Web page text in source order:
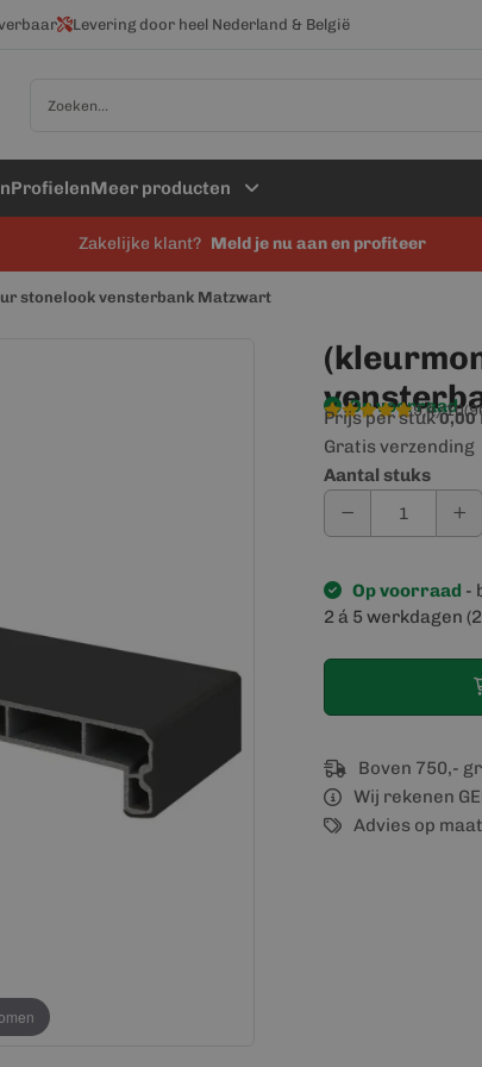
Levering door heel Nederland & België
ProfielenMeer producten
Zakelijke klant? Meld je nu aan en profiteer
stonelook vensterbank Matzwart
Op voorraad
9,4/10
Prijs per stuk0,00
Gratis verzending
Aantal stuks
Op voorraad -
2 á 5 werkdagen
Boven 750,-
Wij rekenen
Advies op